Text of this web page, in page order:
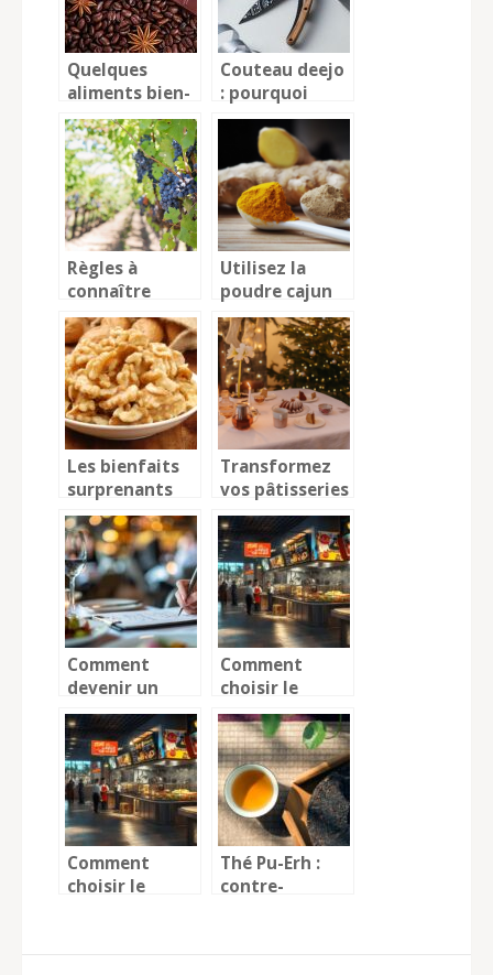
Quelques
aliments bien-
être à
consommer
souvent
Couteau deejo
: pourquoi
devez-vous
absolument en
avoir ?
Règles à
connaître
avant de
visiter un
domaine
viticole
Utilisez la
poudre cajun
lors de vos
préparations
culinaires
Les bienfaits
surprenants
des cerneaux
de noix dans
vos cocktails
Transformez
vos pâtisseries
en œuvres
d’art avec des
emporte-
pièces de Noël
Comment
devenir un
critique
gastronomique
?
Comment
choisir le
kiosque de
restauration
idéal pour
votre
entreprise
Comment
choisir le
Thé Pu-Erh :
contre-